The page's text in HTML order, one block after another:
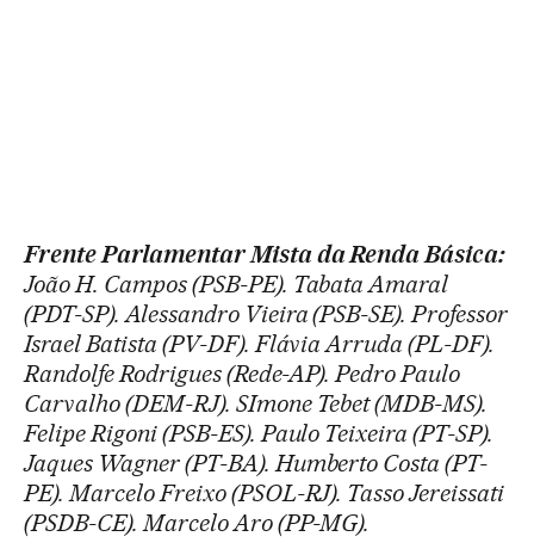
Frente Parlamentar Mista da Renda Básica:
João H. Campos (PSB-PE). Tabata Amaral
(PDT-SP). Alessandro Vieira (PSB-SE). Professor
Israel Batista (PV-DF). Flávia Arruda (PL-DF).
Randolfe Rodrigues (Rede-AP). Pedro Paulo
Carvalho (DEM-RJ). SImone Tebet (MDB-MS).
Felipe Rigoni (PSB-ES). Paulo Teixeira (PT-SP).
Jaques Wagner (PT-BA). Humberto Costa (PT-
PE). Marcelo Freixo (PSOL-RJ). Tasso Jereissati
(PSDB-CE). Marcelo Aro (PP-MG).